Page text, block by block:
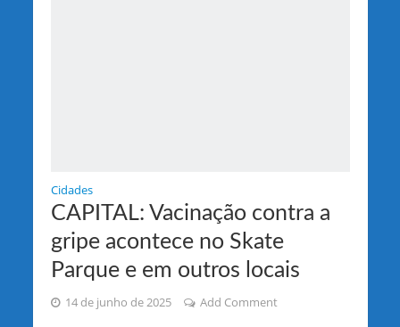
Cidades
CAPITAL: Vacinação contra a
gripe acontece no Skate
Parque e em outros locais
14 de junho de 2025 Add Comment